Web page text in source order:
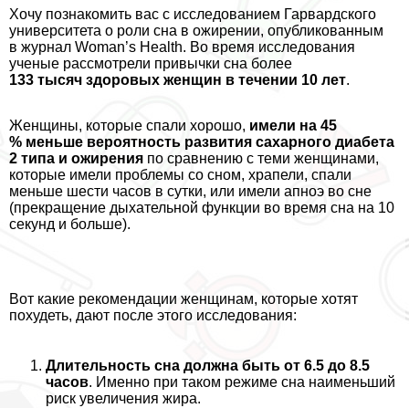
Хочу познакомить вас с исследованием Гарвардского
университета о роли сна в ожирении, опубликованным
в журнал Woman’s Health. Во время исследования
ученые рассмотрели привычки сна более
133 тысяч здоровых женщин в течении 10 лет.
Женщины, которые спали хорошо, имели на 45
% меньше вероятность развития сахарного диабета
2 типа и ожирения по сравнению с теми женщинами,
которые имели проблемы со сном, храпели, спали
меньше шести часов в сутки, или имели апноэ во сне
(прекращение дыхательной функции во время сна на 10
секунд и больше).
Вот какие рекомендации женщинам, которые хотят
похудеть, дают после этого исследования:
Длительность сна должна быть от 6.5 до 8.5
часов. Именно при таком режиме сна наименьший
риск увеличения жира.